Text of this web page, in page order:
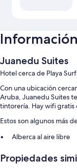
Juanedu Suites
Hotel cerca de Playa
Con una ubicación
Aruba, Juanedu Suites
tintorería. Hay wifi gratis
Estos son algunos más
Alberca al aire libre
Máquina
Propiedades